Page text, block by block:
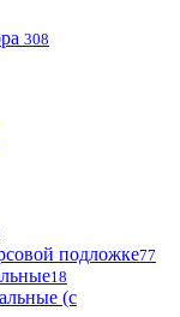
308
подложке77
18
(с